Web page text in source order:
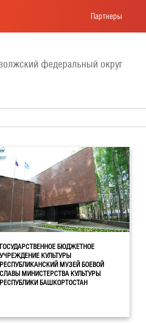
Партнеры
федеральный округ
ГОСУДАРСТВЕННОЕ БЮДЖЕТНОЕ
УЧРЕЖДЕНИЕ КУЛЬТУРЫ
РЕСПУБЛИКАНСКИЙ МУЗЕЙ БОЕВОЙ
СЛАВЫ МИНИСТЕРСТВА КУЛЬТУРЫ
РЕСПУБЛИКИ БАШКОРТОСТАН